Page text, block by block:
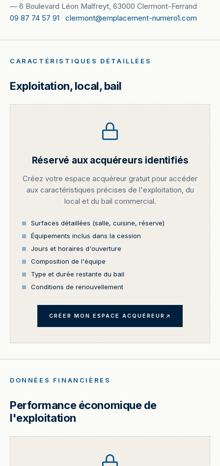
— 6 Boulevard Léon Malfreyt, 63000 Clermont-Ferrand ·
09 87 74 57 91 · clermont@emplacement-numero1.com
CARACTÉRISTIQUES DÉTAILLÉES
Exploitation, local, bail
Réservé aux acquéreurs identifiés
Créez votre espace acquéreur gratuit pour accéder
aux caractéristiques précises de l'exploitation, du
local et du bail commercial.
Surfaces détaillées (salle, cuisine, réserve)
Équipements inclus dans la cession
Jours et horaires d'ouverture
Composition de l'équipe
Type et durée restante du bail
Conditions de renouvellement
CRÉER MON ESPACE ACQUÉREUR
DONNÉES FINANCIÈRES
Performance économique de
l'exploitation